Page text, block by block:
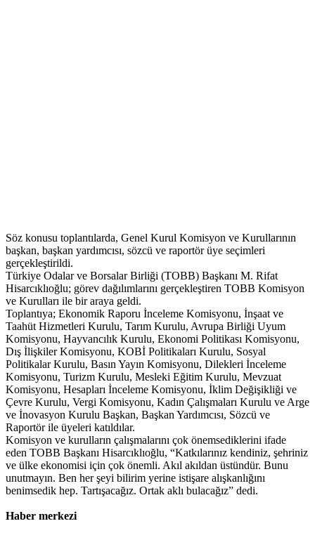
Söz konusu toplantılarda, Genel Kurul Komisyon ve Kurullarının
başkan, başkan yardımcısı, sözcü ve raportör üye seçimleri
gerçekleştirildi.
Türkiye Odalar ve Borsalar Birliği (TOBB) Başkanı M. Rifat
Hisarcıklıoğlu; görev dağılımlarını gerçekleştiren TOBB Komisyon
ve Kurulları ile bir araya geldi.
Toplantıya; Ekonomik Raporu İnceleme Komisyonu, İnşaat ve
Taahüt Hizmetleri Kurulu, Tarım Kurulu, Avrupa Birliği Uyum
Komisyonu, Hayvancılık Kurulu, Ekonomi Politikası Komisyonu,
Dış İlişkiler Komisyonu, KOBİ Politikaları Kurulu, Sosyal
Politikalar Kurulu, Basın Yayın Komisyonu, Dilekleri İnceleme
Komisyonu, Turizm Kurulu, Mesleki Eğitim Kurulu, Mevzuat
Komisyonu, Hesapları İnceleme Komisyonu, İklim Değişikliği ve
Çevre Kurulu, Vergi Komisyonu, Kadın Çalışmaları Kurulu ve Arge
ve İnovasyon Kurulu Başkan, Başkan Yardımcısı, Sözcü ve
Raportör ile üyeleri katıldılar.
Komisyon ve kurulların çalışmalarını çok önemsediklerini ifade
eden TOBB Başkanı Hisarcıklıoğlu, “Katkılarınız kendiniz, şehriniz
ve ülke ekonomisi için çok önemli. Akıl akıldan üstündür. Bunu
unutmayın. Ben her şeyi bilirim yerine istişare alışkanlığını
benimsedik hep. Tartışacağız. Ortak aklı bulacağız” dedi.
Haber merkezi